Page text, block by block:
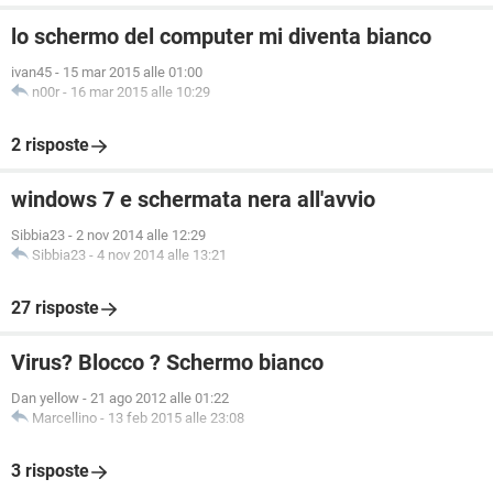
lo schermo del computer mi diventa bianco
ivan45 - 15 mar 2015 alle 01:00
n00r - 16 mar 2015 alle 10:29
2 risposte
windows 7 e schermata nera all'avvio
Sibbia23 - 2 nov 2014 alle 12:29
Sibbia23 - 4 nov 2014 alle 13:21
27 risposte
Virus? Blocco ? Schermo bianco
Dan yellow - 21 ago 2012 alle 01:22
Marcellino - 13 feb 2015 alle 23:08
3 risposte